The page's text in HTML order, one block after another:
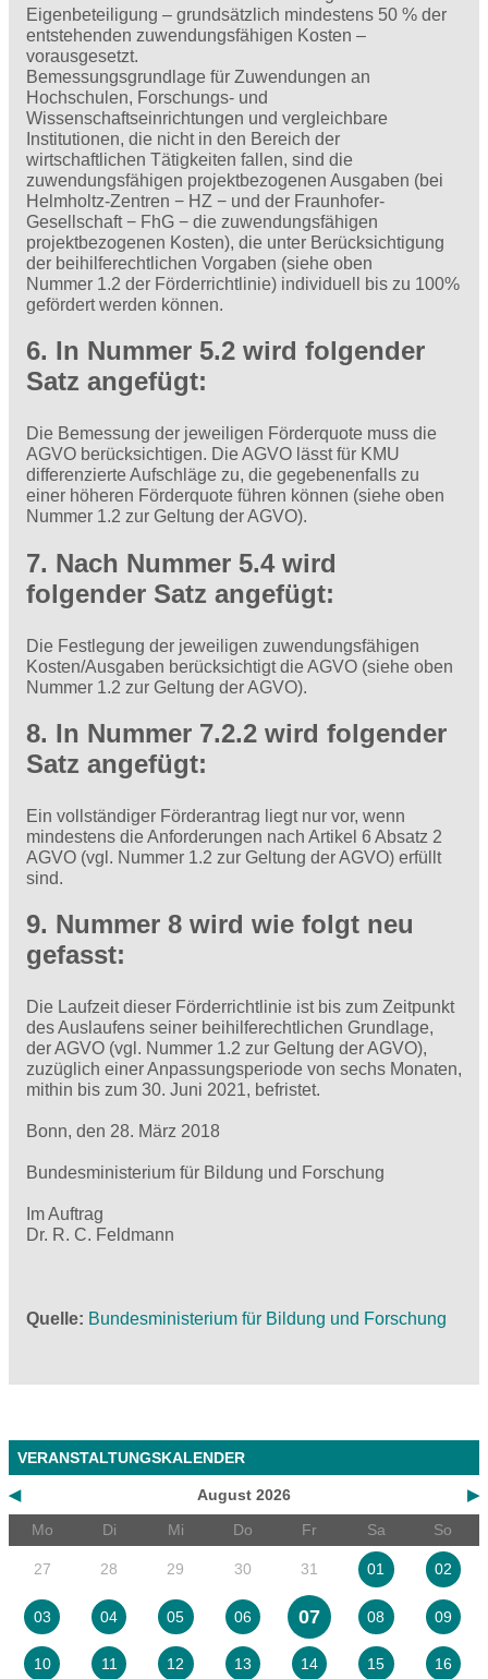
Eigenbeteiligung – grundsätzlich mindestens 50 % der
entstehenden zuwendungsfähigen Kosten –
vorausgesetzt.
Bemessungsgrundlage für Zuwendungen an
Hochschulen, Forschungs- und
Wissenschaftseinrichtungen und vergleichbare
Institutionen, die nicht in den Bereich der
wirtschaftlichen Tätigkeiten fallen, sind die
zuwendungsfähigen projektbezogenen Ausgaben (bei
Helmholtz-Zentren − HZ − und der Fraunhofer-
Gesellschaft − FhG − die zuwendungsfähigen
projektbezogenen Kosten), die unter Berücksichtigung
der beihilferechtlichen Vorgaben (siehe oben
Nummer 1.2 der Förderrichtlinie) individuell bis zu 100%
gefördert werden können.
6. In Nummer 5.2 wird folgender
Satz angefügt:
Die Bemessung der jeweiligen Förderquote muss die
AGVO berücksichtigen. Die AGVO lässt für KMU
differenzierte Aufschläge zu, die gegebenenfalls zu
einer höheren Förderquote führen können (siehe oben
Nummer 1.2 zur Geltung der AGVO).
7. Nach Nummer 5.4 wird
folgender Satz angefügt:
Die Festlegung der jeweiligen zuwendungsfähigen
Kosten/Ausgaben berücksichtigt die AGVO (siehe oben
Nummer 1.2 zur Geltung der AGVO).
8. In Nummer 7.2.2 wird folgender
Satz angefügt:
Ein vollständiger Förderantrag liegt nur vor, wenn
mindestens die Anforderungen nach Artikel 6 Absatz 2
AGVO (vgl. Nummer 1.2 zur Geltung der AGVO) erfüllt
sind.
9. Nummer 8 wird wie folgt neu
gefasst:
Die Laufzeit dieser Förderrichtlinie ist bis zum Zeitpunkt
des Auslaufens seiner beihilferechtlichen Grundlage,
der AGVO (vgl. Nummer 1.2 zur Geltung der AGVO),
zuzüglich einer Anpassungsperiode von sechs Monaten,
mithin bis zum 30. Juni 2021, befristet.
Bonn, den 28. März 2018
Bundesministerium für Bildung und Forschung
Im Auftrag
Dr. R. C. Feldmann
Quelle Bundesministerium für Bildung und Forschung
VERANSTALTUNGSKALENDER
◀ ▶
August 2026
Mo
Di Mi Do Fr Sa So
27 28 29 30 31 01 02
03 04 05 06 07 08 09
10 11 12 13 14 15 16